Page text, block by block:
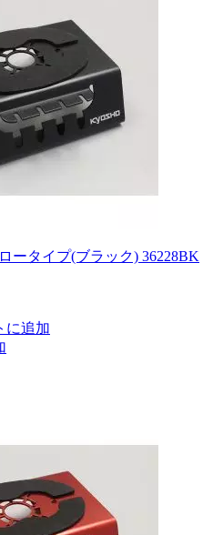
ータイプ(ブラック) 36228BK
に追加